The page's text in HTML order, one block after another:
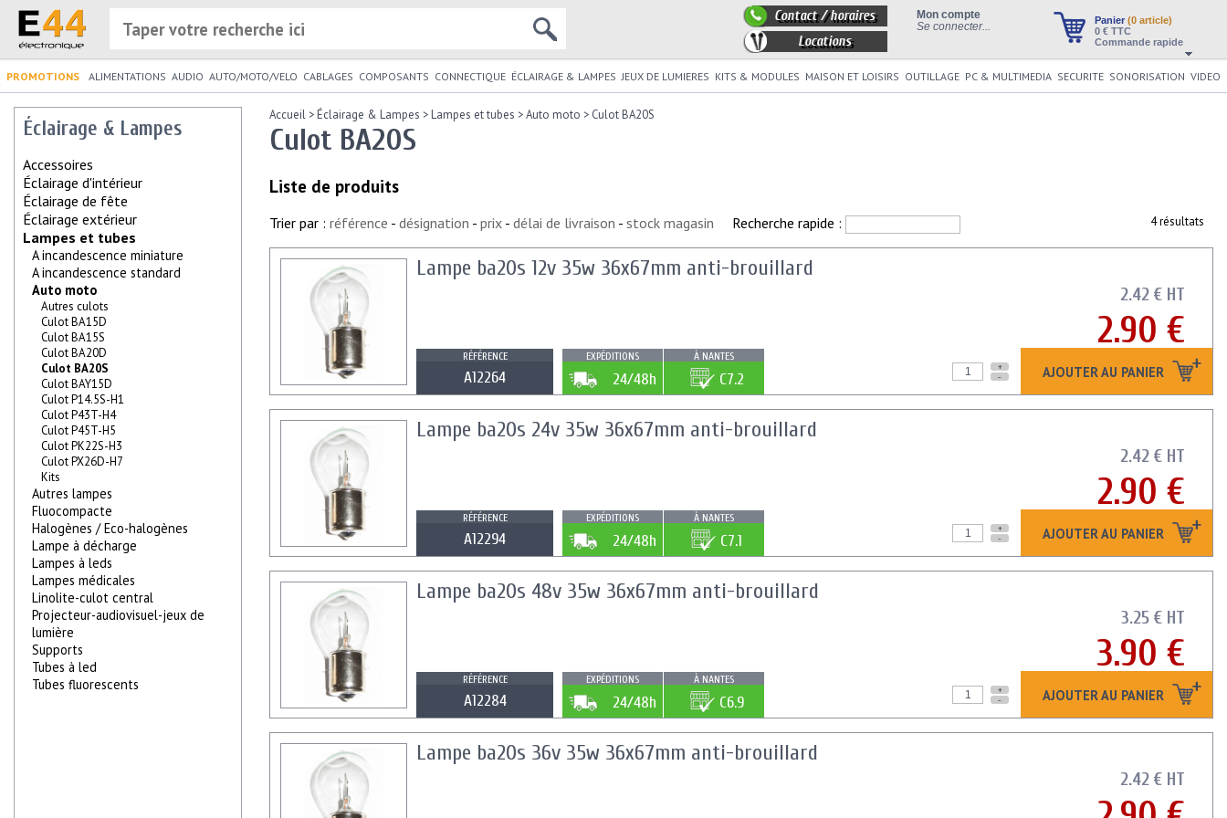
Panier (0 article)
0 € TTC
Commande rapide
Mon compte
Se connecter...
Contact / horaires
Locations
PROMOTIONS ALIMENTATIONS AUDIO AUTO/MOTO/VELO CABLAGES COMPOSANTS CONNECTIQUE ÉCLAIRAGE & LAMPES JEUX DE LUMIERES KITS & MODULES MAISON ET LOISIRS OUTILLAGE PC & MULTIMEDIA SECURITE SONORISATION VIDEO
Éclairage & Lampes
Accessoires
Éclairage d'intérieur
Éclairage de fête
Éclairage extérieur
Lampes et tubes
A incandescence miniature
A incandescence standard
Auto moto
Autres culots
Culot BA15D
Culot BA15S
Culot BA20D
Culot BA20S
Culot BAY15D
Culot P14.5S-H1
Culot P43T-H4
Culot P45T-H5
Culot PK22S-H3
Culot PX26D-H7
Kits
Autres lampes
Fluocompacte
Halogènes / Eco-halogènes
Lampe à décharge
Lampes à leds
Lampes médicales
Linolite-culot central
Projecteur-audiovisuel-jeux de
lumière
Supports
Tubes à led
Tubes fluorescents
Accueil >Éclairage & Lampes >Lampes et tubes >Auto moto > Culot BA20S
Culot BA20S
Liste de produits
4 résultats
Trier par : référence - désignation - prix - délai de livraison - stock magasin Recherche rapide :
2.42 € HT
2.90 €
AJOUTER AU PANIER
Lampe ba20s 12v 35w 36x67mm anti-brouillard
RÉFÉRENCE
A12264
EXPÉDITIONS
24/48h
À NANTES
C7.2
+
-
2.42 € HT
2.90 €
AJOUTER AU PANIER
Lampe ba20s 24v 35w 36x67mm anti-brouillard
RÉFÉRENCE
A12294
EXPÉDITIONS
24/48h
À NANTES
C7.1
+
-
3.25 € HT
3.90 €
AJOUTER AU PANIER
Lampe ba20s 48v 35w 36x67mm anti-brouillard
RÉFÉRENCE
A12284
EXPÉDITIONS
24/48h
À NANTES
C6.9
+
-
2.42 € HT
Lampe ba20s 36v 35w 36x67mm anti-brouillard